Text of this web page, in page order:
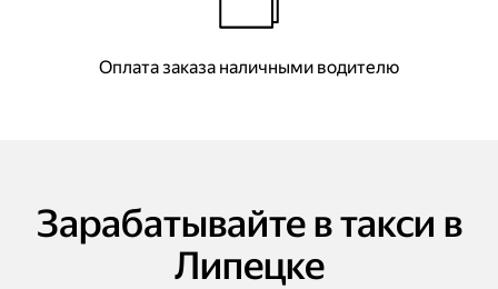
Оплата заказа наличными водителю
Зарабатывайте в такси в
Липецке